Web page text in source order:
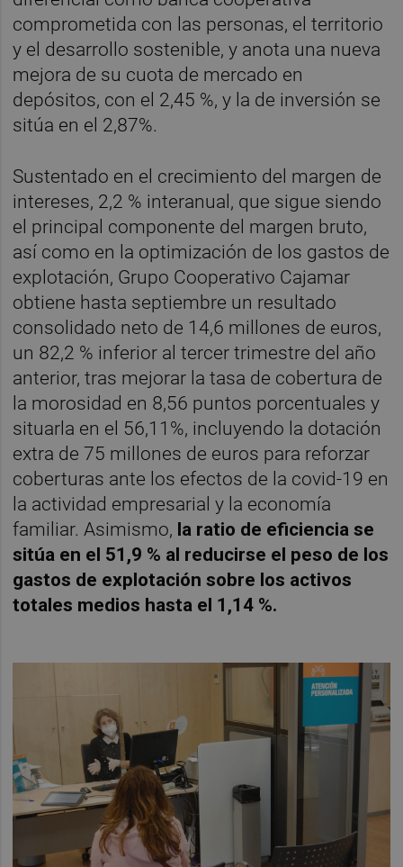
comprometida con las personas, el territorio
y el desarrollo sostenible, y anota una nueva
mejora de su cuota de mercado en
depósitos, con el 2,45 %, y la de inversión se
sitúa en el 2,87%.
Sustentado en el crecimiento del margen de
intereses, 2,2 % interanual, que sigue siendo
el principal componente del margen bruto,
así como en la optimización de los gastos de
explotación, Grupo Cooperativo Cajamar
obtiene hasta septiembre un resultado
consolidado neto de 14,6 millones de euros,
un 82,2 % inferior al tercer trimestre del año
anterior, tras mejorar la tasa de cobertura de
la morosidad en 8,56 puntos porcentuales y
situarla en el 56,11%, incluyendo la dotación
extra de 75 millones de euros para reforzar
coberturas ante los efectos de la covid-19 en
la actividad empresarial y la economía
familiar. Asimismo, la ratio de eficiencia se
sitúa en el 51,9 % al reducirse el peso de los
gastos de explotación sobre los activos
totales medios hasta el 1,14 %.